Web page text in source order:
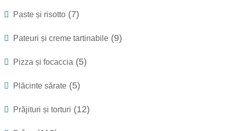
Paste și risotto (7)
Pateuri și creme tartinabile (9)
Pizza și focaccia (5)
Plăcinte sărate (5)
Prăjituri și torturi (12)